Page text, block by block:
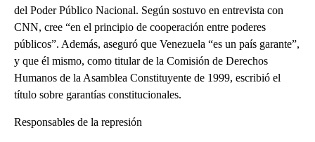
del Poder Público Nacional. Según sostuvo en entrevista con
CNN, cree “en el principio de cooperación entre poderes
públicos”. Además, aseguró que Venezuela “es un país garante”,
y que él mismo, como titular de la Comisión de Derechos
Humanos de la Asamblea Constituyente de 1999, escribió el
título sobre garantías constitucionales.
Responsables de la represión